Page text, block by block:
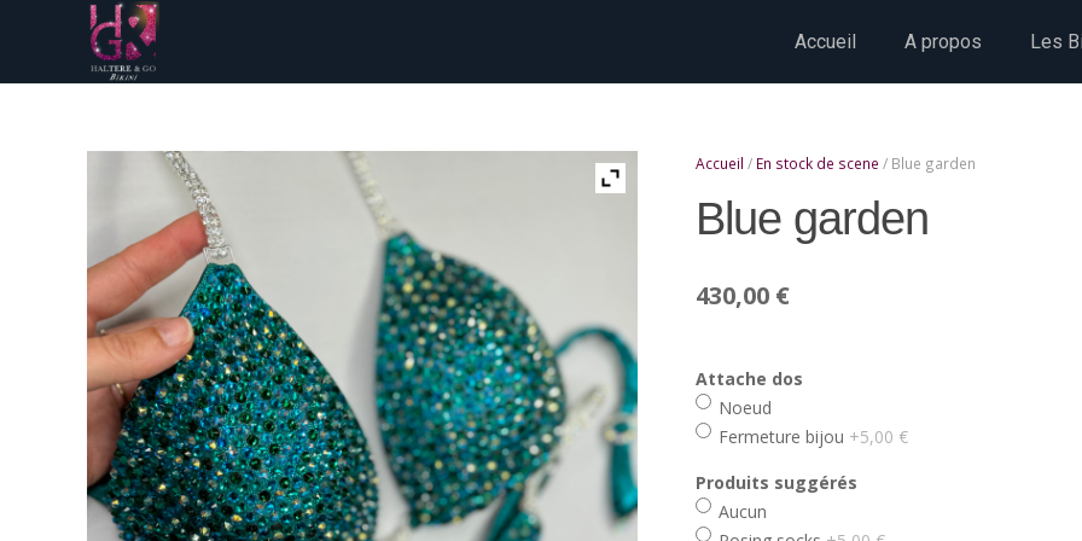
Accueil A propos Les
Accueil / En stock de scene / Blue garden
Blue garden
430,00 €
Attache dos
Noeud
Fermeture bijou +5,00 €
Produits suggérés
Aucun